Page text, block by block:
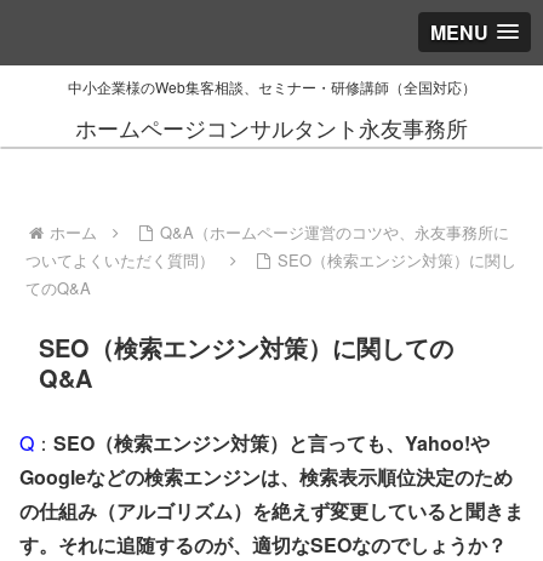
MENU
中小企業様のWeb集客相談、セミナー・研修講師（全国対応）
ホームページコンサルタント永友事務所
ホーム
Q&A（ホームページ運営のコツや、永友事務所に
ついてよくいただく質問）
SEO（検索エンジン対策）に関し
てのQ&A
SEO（検索エンジン対策）に関しての
Q&A
Q ： SEO（検索エンジン対策）と言っても、Yahoo!や
Googleなどの検索エンジンは、検索表示順位決定のため
の仕組み（アルゴリズム）を絶えず変更していると聞きま
す。それに追随するのが、適切なSEOなのでしょうか？